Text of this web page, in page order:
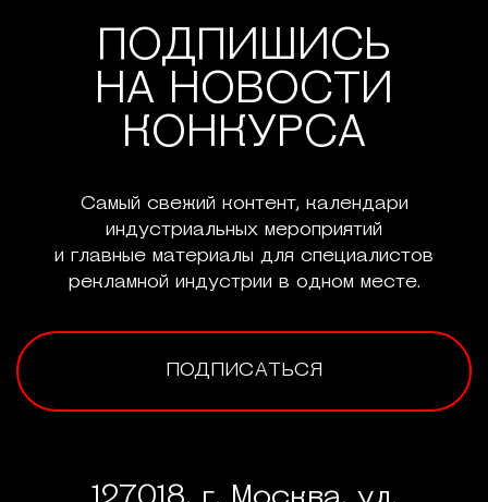
ПОДПИШИСЬ
НА НОВОСТИ
КОНКУРСА
Самый свежий контент, календари
индустриальных мероприятий
и главные материалы для специалистов
рекламной индустрии в одном месте.
ПОДПИСАТЬСЯ